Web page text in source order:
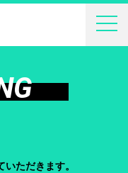
ただきます。